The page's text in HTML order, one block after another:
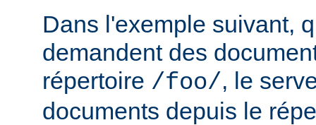
Dans l'exemple suivant,
demandent des
répertoire /foo/, le
documents depuis le